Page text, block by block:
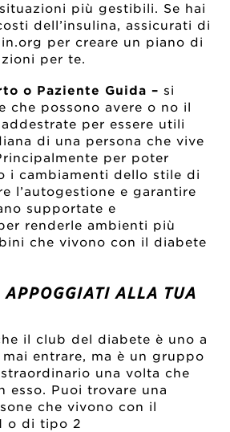
più gestibili. Se hai
dell’insulina, assicurati di
per creare un piano di
per te.
o Paziente Guida – si
che possono avere o no il
per essere utili
di una persona che vive
per poter
i cambiamenti dello stile di
l’autogestione e garantire
supportate e
renderle ambienti più
che vivono con il diabete
ALLA TUA
il club del diabete è uno a
entrare, ma è un gruppo
una volta che
esso. Puoi trovare una
che vivono con il
o di tipo 2